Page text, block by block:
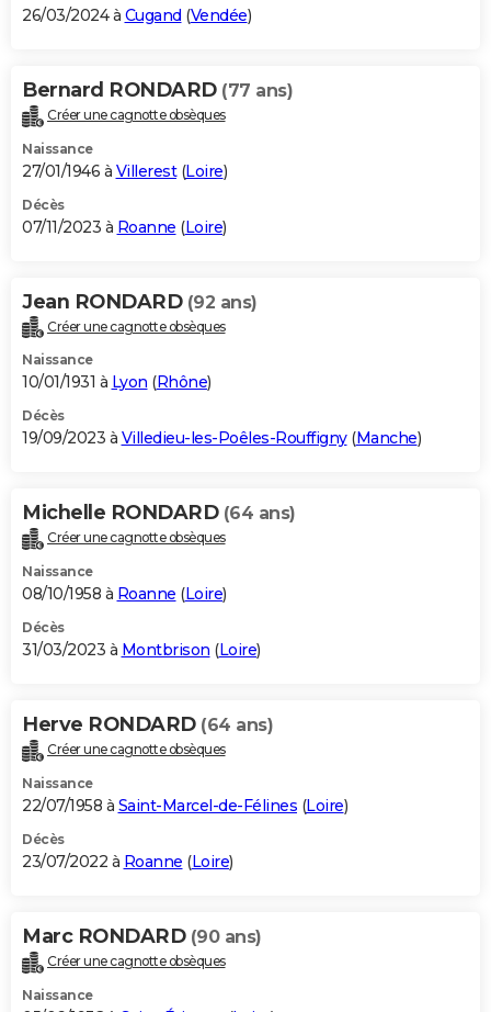
26/03/2024 à Cugand (Vendée)
Bernard RONDARD (77 ans)
Créer une cagnotte obsèques
Naissance
27/01/1946 à Villerest(Loire)
Décès
07/11/2023 à Roanne (Loire)
Jean RONDARD (92 ans)
Créer une cagnotte obsèques
Naissance
10/01/1931 à Lyon (Rhône)
Décès
19/09/2023 à Villedieu-les-Poêles-Rouffigny(Manche)
Michelle RONDARD (64 ans)
Créer une cagnotte obsèques
Naissance
08/10/1958 à Roanne (Loire)
Décès
31/03/2023 à Montbrison (Loire)
Herve RONDARD (64 ans)
Créer une cagnotte obsèques
Naissance
22/07/1958 à Saint-Marcel-de-Félines (Loire)
Décès
23/07/2022 à Roanne (Loire)
Marc RONDARD (90 ans)
Créer une cagnotte obsèques
Naissance